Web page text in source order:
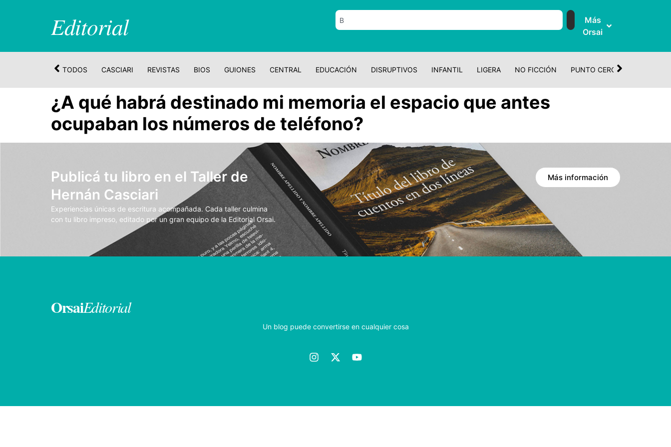
Editorial
Más
Orsai
TODOS CASCIARI REVISTAS BIOS GUIONES CENTRAL EDUCACIÓN DISRUPTIVOS INFANTIL LIGERA NO FICCIÓN PUNTO CERO
¿A qué habrá destinado mi memoria el espacio que antes
ocupaban los números de teléfono?
Publicá tu libro en el Taller de
Hernán Casciari
Experiencias únicas de escritura acompañada. Cada taller culmina
con tu libro impreso, editado por un gran equipo de la Editorial Orsai.
Más información
OrsaiEditorial
Un blog puede convertirse en cualquier cosa